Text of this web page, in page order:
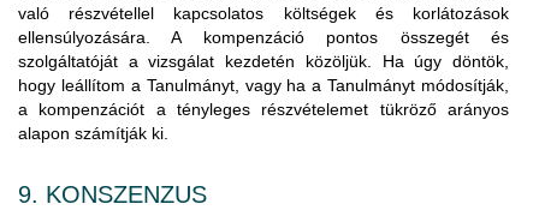
való részvétellel kapcsolatos költségek és korlátozások
ellensúlyozására. A kompenzáció pontos összegét és
szolgáltatóját a vizsgálat kezdetén közöljük. Ha úgy döntök,
hogy leállítom a Tanulmányt, vagy ha a Tanulmányt módosítják,
a kompenzációt a tényleges részvételemet tükröző arányos
alapon számítják ki.
9. KONSZENZUS